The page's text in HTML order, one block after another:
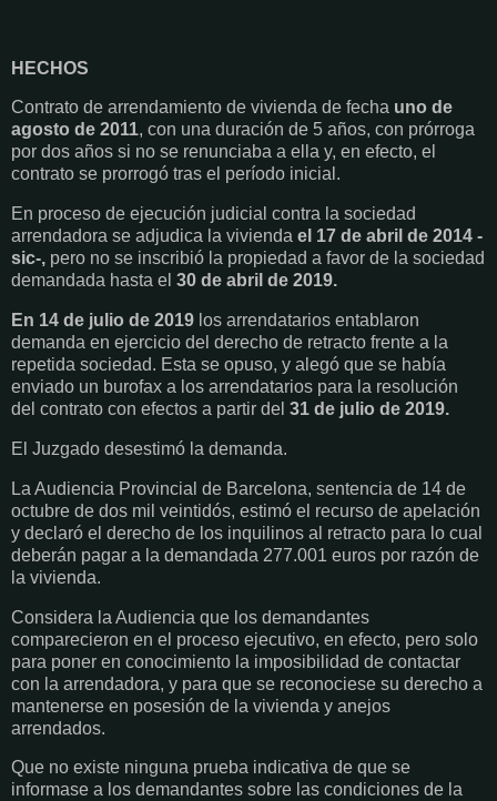
HECHOS
Contrato de arrendamiento de vivienda de fecha uno de
agosto de 2011, con una duración de 5 años, con prórroga
por dos años si no se renunciaba a ella y, en efecto, el
contrato se prorrogó tras el período inicial.
En proceso de ejecución judicial contra la sociedad
arrendadora se adjudica la vivienda el 17 de abril de 2014 -
sic-, pero no se inscribió la propiedad a favor de la sociedad
demandada hasta el 30 de abril de 2019.
En 14 de julio de 2019 los arrendatarios entablaron
demanda en ejercicio del derecho de retracto frente a la
repetida sociedad. Esta se opuso, y alegó que se había
enviado un burofax a los arrendatarios para la resolución
del contrato con efectos a partir del 31 de julio de 2019.
El Juzgado desestimó la demanda.
La Audiencia Provincial de Barcelona, sentencia de 14 de
octubre de dos mil veintidós, estimó el recurso de apelación
y declaró el derecho de los inquilinos al retracto para lo cual
deberán pagar a la demandada 277.001 euros por razón de
la vivienda.
Considera la Audiencia que los demandantes
comparecieron en el proceso ejecutivo, en efecto, pero solo
para poner en conocimiento la imposibilidad de contactar
con la arrendadora, y para que se reconociese su derecho a
mantenerse en posesión de la vivienda y anejos
arrendados.
Que no existe ninguna prueba indicativa de que se
informase a los demandantes sobre las condiciones de la